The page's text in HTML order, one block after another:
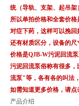
统（导轨、支架、起吊架）
所以单拍价格和全套价
对症下药，这样可以挽
还有材质区分，设备的
价格是QJB-W污泥回流
污泥回流泵俗称有很多
流泵"等，各有各的叫法
如需知道更多价格，请
产品介绍